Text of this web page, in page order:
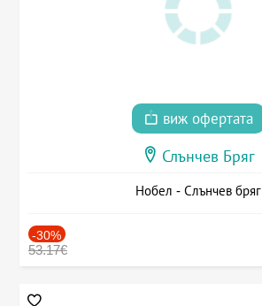
виж офертата
Слънчев Бряг
Нобел - Слънчев бряг
-30%
53.17€